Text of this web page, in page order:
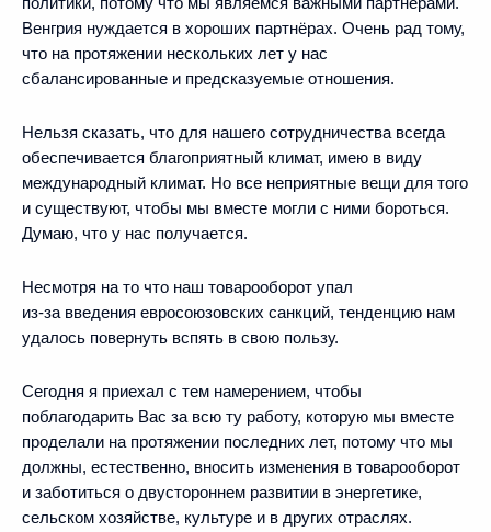
Венгрия нуждается в хороших партнёрах. Очень рад тому,
что на протяжении нескольких лет у нас
сбалансированные и предсказуемые отношения.
Нельзя сказать, что для нашего сотрудничества всегда
обеспечивается благоприятный климат, имею в виду
международный климат. Но все неприятные вещи для того
и существуют, чтобы мы вместе могли с ними бороться.
Думаю, что у нас получается.
Несмотря на то что наш товарооборот упал
из‑за введения евросоюзовских санкций, тенденцию нам
удалось повернуть вспять в свою пользу.
Сегодня я приехал с тем намерением, чтобы
поблагодарить Вас за всю ту работу, которую мы вместе
проделали на протяжении последних лет, потому что мы
должны, естественно, вносить изменения в товарооборот
и заботиться о двустороннем развитии в энергетике,
сельском хозяйстве, культуре и в других отраслях.